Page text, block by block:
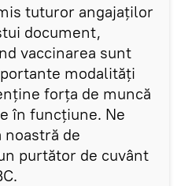
tuturor angajaților
document,
vaccinarea sunt
modalități
forța de muncă
în funcțiune. Ne
de
purtător de cuvânt